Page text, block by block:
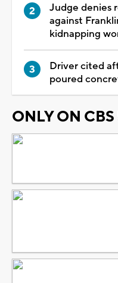
Judge denies
against
kidnapping
Driver cited
poured
ONLY ON CBS